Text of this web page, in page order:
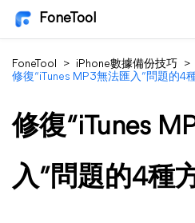
FoneTool
FoneTool > iPhone數據備份技巧
>
修復“iTunes MP3無法匯入”問題的4
修復“iTunes
入”問題的4種